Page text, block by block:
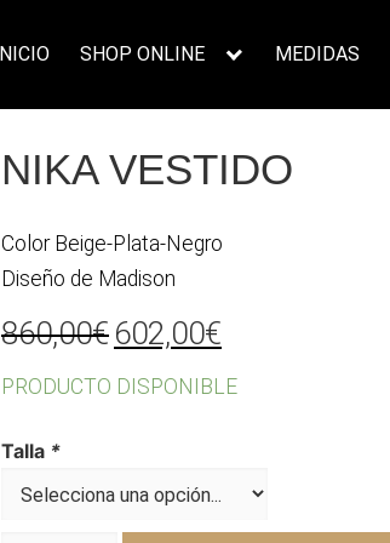
INICIO SHOP ONLINE MEDIDAS
NIKA VESTIDO
Color Beige-Plata-Negro
Diseño de Madison
860,00€ El
original
602,00€
actual
PRODUCTO DISPONIBLE
Talla *